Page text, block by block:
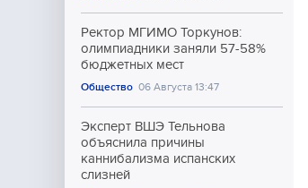
Ректор МГИМО Торкунов:
олимпиадники заняли 57-58%
бюджетных мест
Общество 06 Августа 13:47
Эксперт ВШЭ Тельнова
объяснила причины
каннибализма испанских
слизней